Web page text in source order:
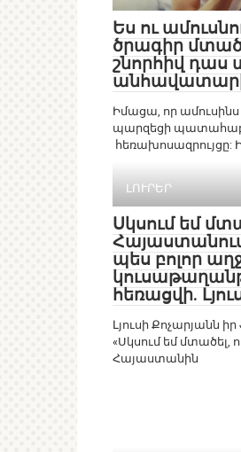
Ես ու
ծրագիր
շնորհիվ դաս
Իմացա, որ ամուսինս
պարզեցի
հեռախոսազրույցը:
ԼՈՒՐԵՐ
Սկսում եմ
Հայաստանում
պես բոլոր
հեռացվի.
Լյուսի Քոչարյանն իր
«Սկսում եմ մտածել,
Հայաստանին